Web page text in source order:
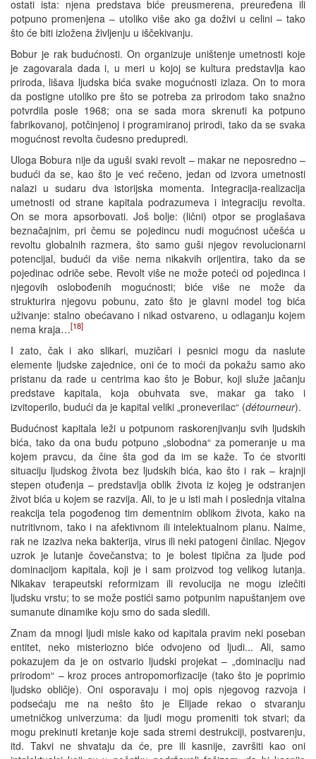
ostati ista: njena predstava biće preusmerena, preuređena ili
potpuno promenjena – utoliko više ako ga doživi u celini – tako
što će biti izložena življenju u iščekivanju.
Bobur je rak budućnosti. On organizuje uništenje umetnosti koje
je zagovarala dada i, u meri u kojoj se kultura predstavlja kao
priroda, lišava ljudska bića svake mogućnosti izlaza. On to mora
da postigne utoliko pre što se potreba za prirodom tako snažno
potvrdila posle 1968; ona se sada mora skrenuti ka potpuno
fabrikovanoj, potčinjenoj i programiranoj prirodi, tako da se svaka
mogućnost revolta čudesno predupredi.
Uloga Bobura nije da uguši svaki revolt – makar ne neposredno –
budući da se, kao što je već rečeno, jedan od izvora umetnosti
nalazi u sudaru dva istorijska momenta. Integracija-realizacija
umetnosti od strane kapitala podrazumeva i integraciju revolta.
On se mora apsorbovati. Još bolje: (lični) otpor se proglašava
beznačajnim, pri čemu se pojedincu nudi mogućnost učešća u
revoltu globalnih razmera, što samo guši njegov revolucionarni
potencijal, budući da više nema nikakvih orijentira, tako da se
pojedinac odriče sebe. Revolt više ne može poteći od pojedinca i
njegovih oslobođenih mogućnosti; biće više ne može da
strukturira njegovu pobunu, zato što je glavni model tog bića
uživanje: stalno obećavano i nikad ostvareno, u odlaganju kojem
nema kraja…[18]
I zato, čak i ako slikari, muzičari i pesnici mogu da naslute
elemente ljudske zajednice, oni će to moći da pokažu samo ako
pristanu da rade u centrima kao što je Bobur, koji služe jačanju
predstave kapitala, koja obuhvata sve, makar ga tako i
izvitoperilo, budući da je kapital veliki „proneverilac“ (détourneur).
Budućnost kapitala leži u potpunom raskorenjivanju svih ljudskih
bića, tako da ona budu potpuno „slobodna“ za pomeranje u ma
kojem pravcu, da čine šta god da im se kaže. To će stvoriti
situaciju ljudskog života bez ljudskih bića, kao što i rak – krajnji
stepen otuđenja – predstavlja oblik života iz kojeg je odstranjen
život bića u kojem se razvija. Ali, to je u isti mah i poslednja vitalna
reakcija tela pogođenog tim dementnim oblikom života, kako na
nutritivnom, tako i na afektivnom ili intelektualnom planu. Naime,
rak ne izaziva neka bakterija, virus ili neki patogeni činilac. Njegov
uzrok je lutanje čovečanstva; to je bolest tipična za ljude pod
dominacijom kapitala, koji je i sam proizvod tog velikog lutanja.
Nikakav terapeutski reformizam ili revolucija ne mogu izlečiti
ljudsku vrstu; to se može postići samo potpunim napuštanjem ove
sumanute dinamike koju smo do sada sledili.
Znam da mnogi ljudi misle kako od kapitala pravim neki poseban
entitet, neko misteriozno biće odvojeno od ljudi... Ali, samo
pokazujem da je on ostvario ljudski projekat – „dominaciju nad
prirodom“ – kroz proces antropomorfizacije (tako što je poprimio
ljudsko obličje). Oni osporavaju i moj opis njegovog razvoja i
podsećaju me na nešto što je Elijade rekao o stvaranju
umetničkog univerzuma: da ljudi mogu promeniti tok stvari; da
mogu prekinuti kretanje koje sada stremi destrukciji, postvarenju,
itd. Takvi ne shvataju da će, pre ili kasnije, završiti kao oni